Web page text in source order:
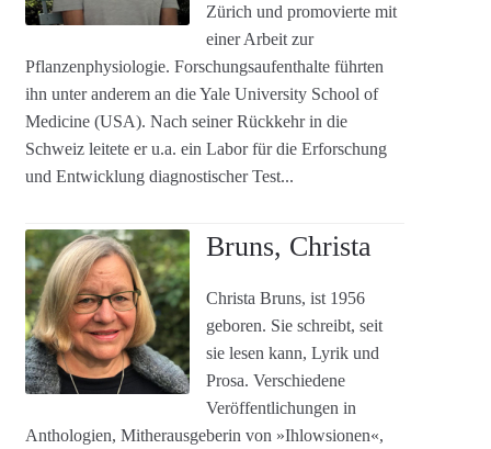
Zürich und promovierte mit
einer Arbeit zur
Pflanzenphysiologie. Forschungsaufenthalte führten
ihn unter anderem an die Yale University School of
Medicine (USA). Nach seiner Rückkehr in die
Schweiz leitete er u.a. ein Labor für die Erforschung
und Entwicklung diagnostischer Test...
Bruns, Christa
Christa Bruns, ist 1956
geboren. Sie schreibt, seit
sie lesen kann, Lyrik und
Prosa. Verschiedene
Veröffentlichungen in
Anthologien, Mitherausgeberin von »Ihlowsionen«,